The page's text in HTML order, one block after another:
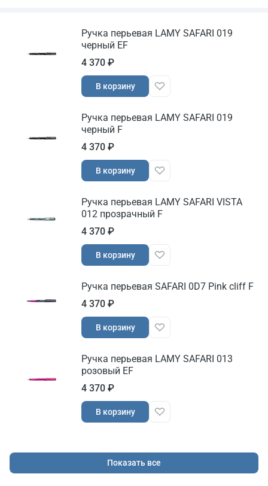
Ручка перьевая LAMY SAFARI 019
черный EF
4 370 ₽
В корзину
Ручка перьевая LAMY SAFARI 019
черный F
4 370 ₽
В корзину
Ручка перьевая LAMY SAFARI VISTA
012 прозрачный F
4 370 ₽
В корзину
Ручка перьевая SAFARI 0D7 Pink cliff F
4 370 ₽
В корзину
Ручка перьевая LAMY SAFARI 013
розовый EF
4 370 ₽
В корзину
Показать все